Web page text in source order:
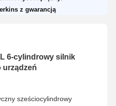
z gwarancją
6-cylindrowy silnik
urządzeń
sześciocylindrowy